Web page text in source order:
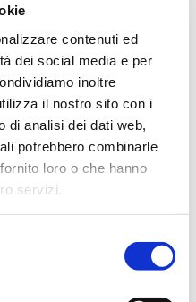
contenuti ed
dei social media e per
inoltre
il nostro sito con i
di analisi dei dati web,
potrebbero combinarle
loro o che hanno
servizi.